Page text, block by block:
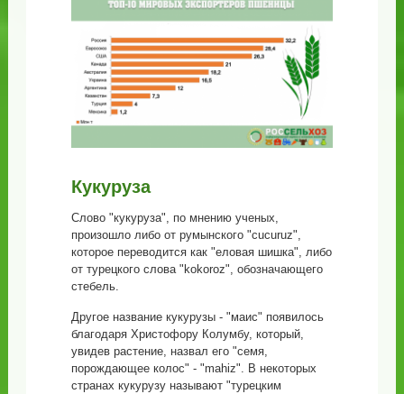
Кукуруза
Слово "кукуруза", по мнению ученых,
произошло либо от румынского "cucuruz",
которое переводится как "еловая шишка", либо
от турецкого слова "kokoroz", обозначающего
стебель.
Другое название кукурузы - "маис" появилось
благодаря Христофору Колумбу, который,
увидев растение, назвал его "семя,
порождающее колос" - "mahiz". В некоторых
странах кукурузу называют "турецким